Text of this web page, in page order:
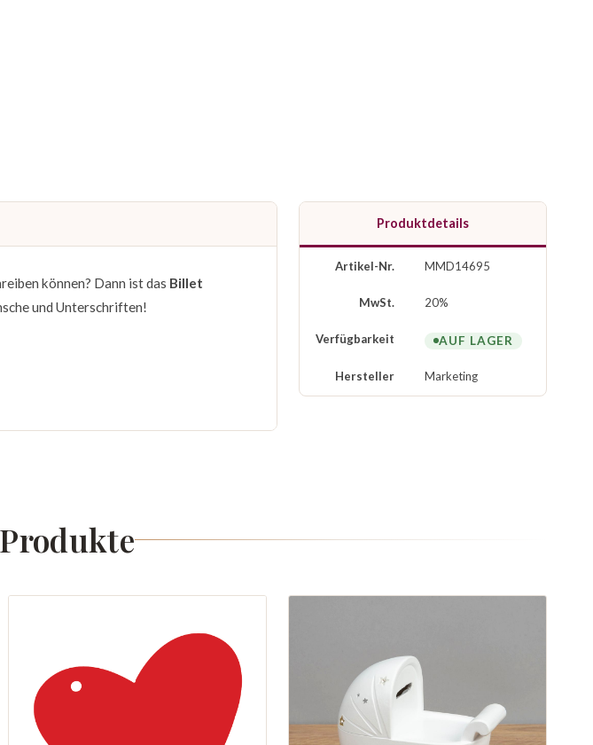
können? Dann ist das Billet
und Unterschriften!
Produktdetails
Artikel-Nr. MMD14695
MwSt. 20%
Verfügbarkeit AUF LAGER
Hersteller Marketing